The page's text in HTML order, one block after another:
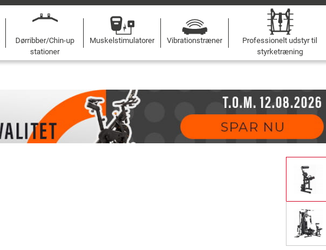
Dørribber/Chin-up
stationer
Muskelstimulatorer Vibrationstræner
Professionelt udstyr til
styrketræning